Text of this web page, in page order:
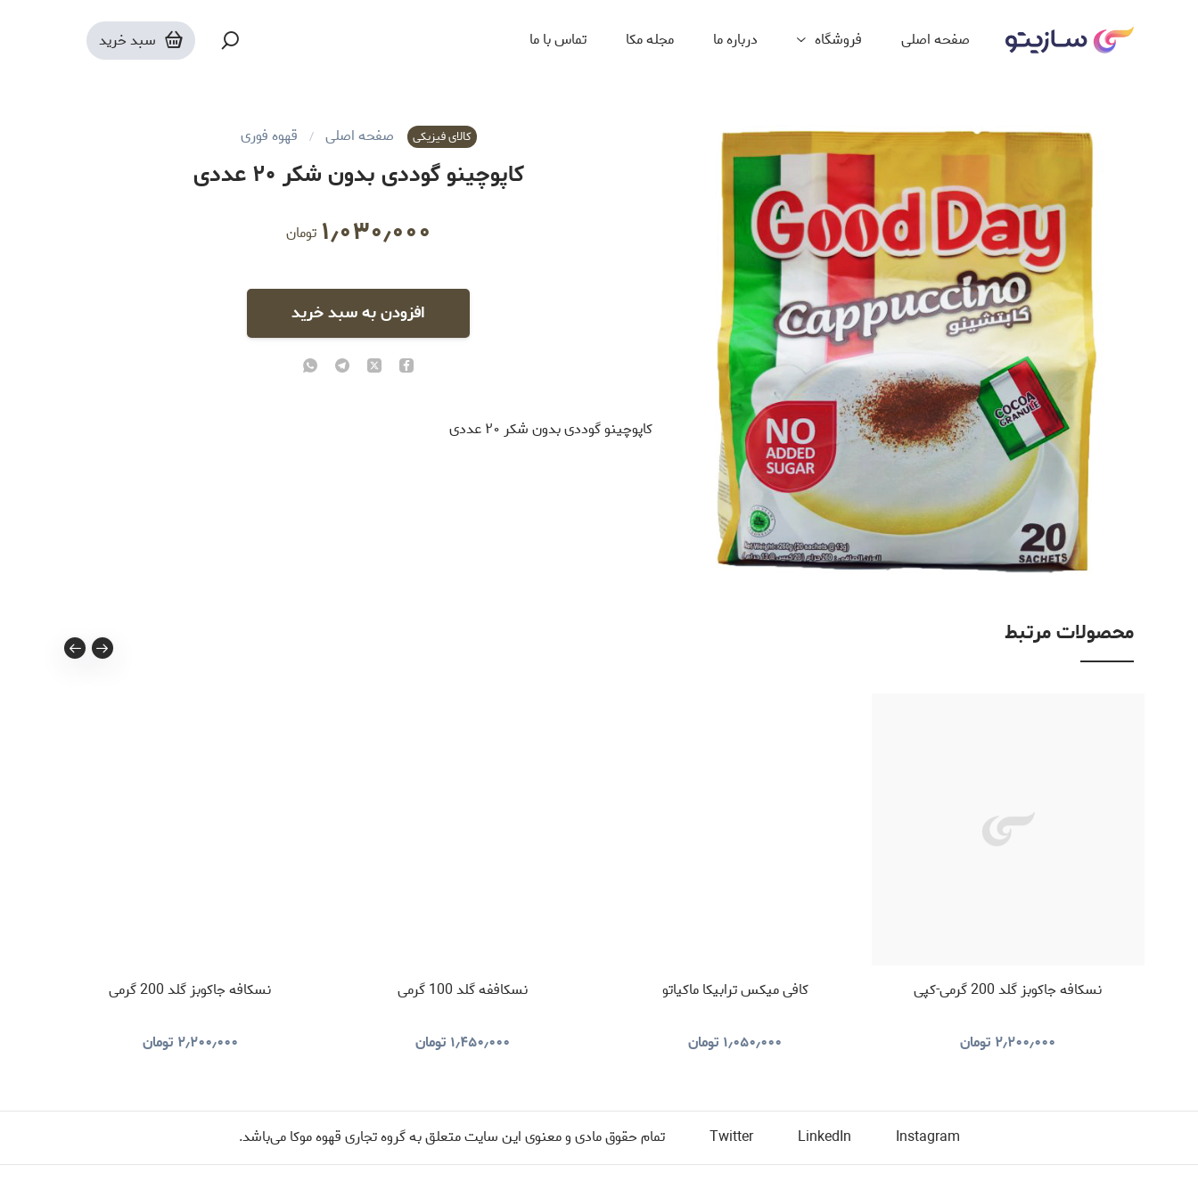
صفحه اصلی فروشگاه درباره ما مجله مکا تماس با ما سبد خرید
کالای فیزیکی صفحه اصلی قهوه فوری
کاپوچینو گوددی بدون شکر ۲۰ عددی
۱٫۰۳۰٫۰۰۰ تومان
افزودن به سبد خرید
کاپوچینو گوددی بدون شکر ۲۰ عددی
محصولات مرتبط
نسکافه جاکوبز گلد 200 گرمی-کپی
۲٫۲۰۰٫۰۰۰ تومان
کافی میکس ترابیکا ماکیاتو
۱٫۰۵۰٫۰۰۰ تومان
نسکاففه گلد 100 گرمی
۱٫۴۵۰٫۰۰۰ تومان
نسکافه جاکوبز گلد 200 گرمی
۲٫۲۰۰٫۰۰۰ تومان
Instagram
LinkedIn
Twitter تمام حقوق مادی و معنوی این سایت متعلق به گروه تجاری قهوه موکا می‌باشد.